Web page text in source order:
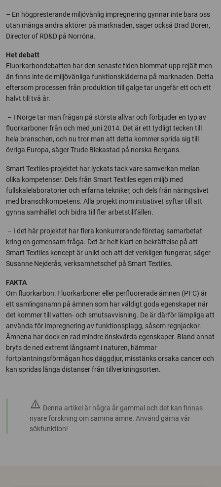
– En högpresterande miljövänlig impregnering gynnar inte bara oss
utan många andra aktörer på marknaden, säger också Brad Boren,
Director of RD&D på Norröna.
Het debatt
Fluorkarbondebatten har den senaste tiden blommat upp rejält men
än finns inte de miljövänliga funktionskläderna på marknaden. Detta
eftersom processen från produktion till galge tar ungefär ett och ett
halvt till två år.
– I Norge tar man frågan på största allvar och förbjuder en typ av
fluorkarboner från och med juni 2014. Det är ett tydligt tecken till
hela branschen, och nu tror man att detta kommer sprida sig till
övriga Europa, säger Trude Blekastad på norska Bergans.
Smart Textiles-projektet har lyckats tack vare samverkan mellan
olika kompetenser. Dels från Smart Textiles egen miljö med
fullskalelaboratorier och erfarna tekniker, och dels från näringslivet
med branschkompetens. Alla projekt inom initiativet syftar till att
gynna samhället och bidra till fler arbetstillfällen.
– I det här projektet har flera konkurrerande företag samarbetat
kring en gemensam fråga. Det är helt klart en bekräftelse på att
Smart Textiles koncept är unikt och att det verkligen fungerar, säger
Susanne Nejderås, verksamhetschef på Smart Textiles.
FAKTA
Om fluorkarbon: Fluorkarboner eller perfluorerade ämnen (PFC) är
ett samlingsnamn på ämnen som har väldigt goda egenskaper när
det kommer till vatten- och smutsavvisning. De är därför lämpliga att
använda för impregnering av funktionsplagg, såsom regnjackor.
Ämnena har dock en rad mindre önskvärda egenskaper. Bland annat
bryts de ned extremt långsamt i naturen, hämmar
fortplantningsförmågan hos däggdjur, misstänks orsaka cancer och
kan spridas långa distanser från tillverkningsorten.
warning Denna artikel är några år gammal och det kan finnas
nyare forskning om samma ämne. Använd gärna vår
sökfunktion!